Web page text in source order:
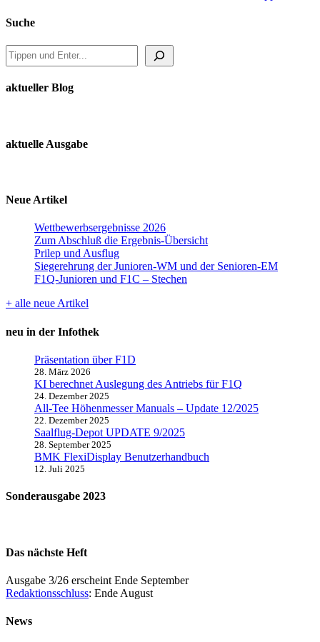
Suche
Suche
aktueller Blog
aktuelle Ausgabe
Neue Artikel
Wettbewerbsergebnisse 2026
Zum Abschluß die Ergebnis-Übersicht
Prilep und Ausflug
Siegerehrung der Junioren-WM und der Senioren-EM
F1Q-Junioren und F1C – Stechen
+ alle neue Artikel
neu in der Infothek
Präsentation über F1D
28. März 2026
KI berechnet Auslegung des Antriebs für F1Q
24. Dezember 2025
All-Tee Höhenmesser Manuals – Update 12/2025
22. Dezember 2025
Saalflug-Depot UPDATE 9/2025
28. September 2025
BMK FlexiDisplay Benutzerhandbuch
12. Juli 2025
Sonderausgabe 2023
Das nächste Heft
Ausgabe 3/26 erscheint Ende September
Redaktionsschluss: Ende August
News